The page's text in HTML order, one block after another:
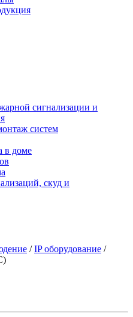
сигнализации и
систем
в доме
скуд и
/IP оборудование /